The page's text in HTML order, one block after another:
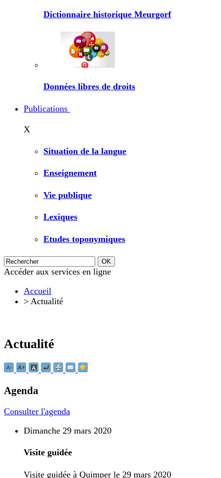
Dictionnaire historique Meurgorf
Données libres de droits
Publications
X
Situation de la langue
Enseignement
Vie publique
Lexiques
Etudes toponymiques
Accéder aux services en ligne
Accueil
> Actualité
Actualité
Agenda
Consulter l'agenda
Dimanche 29 mars 2020
Visite guidée
Visite guidée à Quimper le 29 mars 2020